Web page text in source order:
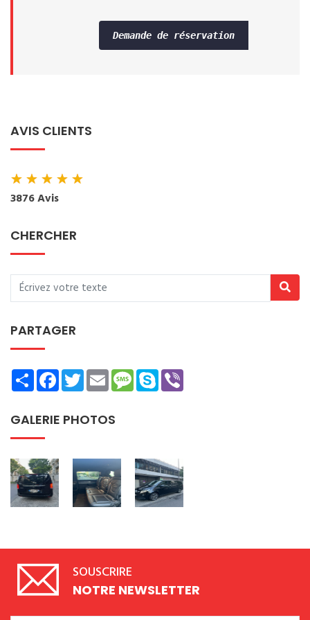
Demande de réservation
AVIS CLIENTS
★★★★★
3876 Avis
CHERCHER
PARTAGER
ShareFacebookTwitterEmailMessage
Skype
GALERIE PHOTOS
SOUSCRIRE
NOTRE NEWSLETTER